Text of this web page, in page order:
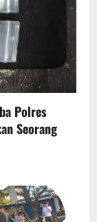
Polres
Seorang